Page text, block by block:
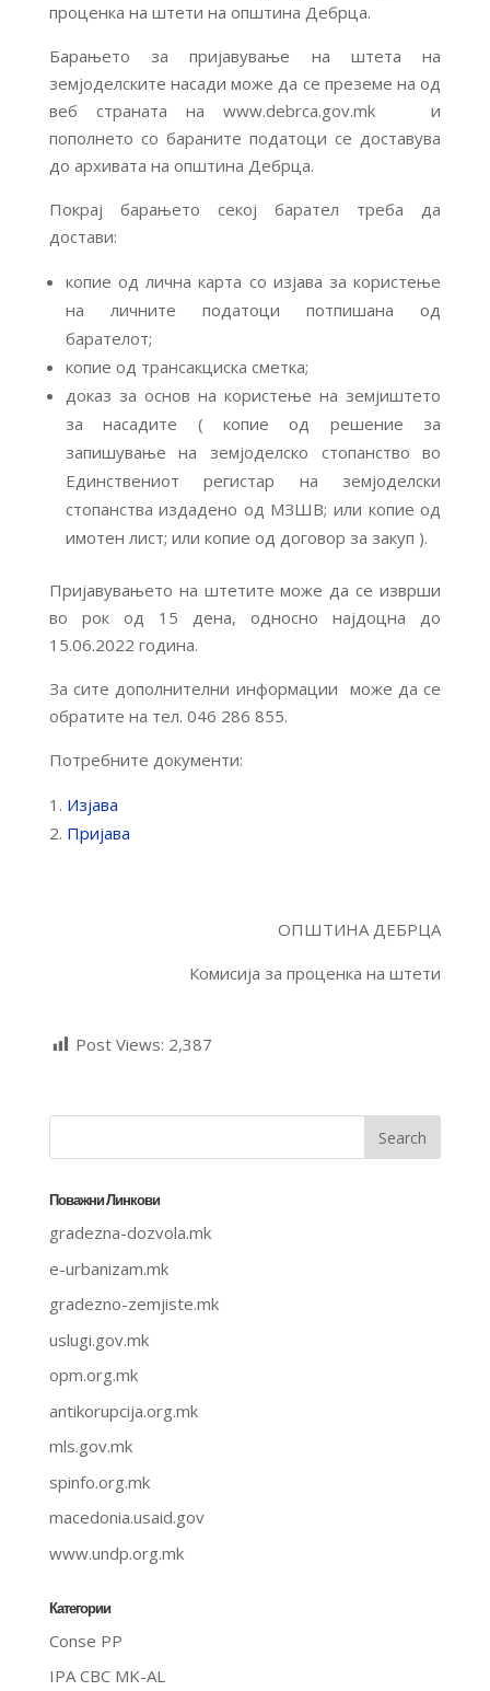
проценка на штети на општина Дебрца.
Барањето за пријавување на штета на
земјоделските насади може да се преземе на од
веб страната на www.debrca.gov.mk и
пополнето со бараните податоци се доставува
до архивата на општина Дебрца.
Покрај барањето секој барател треба да
достави:
копие од лична карта со изјава за користење
на личните податоци потпишана од
барателот;
копие од трансакциска сметка;
доказ за основ на користење на земјиштето
за насадите ( копие од решение за
запишување на земјоделско стопанство во
Единствениот регистар на земјоделски
стопанства издадено од МЗШВ; или копие од
имотен лист; или копие од договор за закуп ).
Пријавувањето на штетите може да се изврши
во рок од 15 дена, односно најдоцна до
15.06.2022 година.
За сите дополнителни информации може да се
обратите на тел. 046 286 855.
Потребните документи:
Изјава
Пријава
ОПШТИНА ДЕБРЦА
Комисија за проценка на штети
Post Views: 2,387
Поважни Линкови
gradezna-dozvola.mk
e-urbanizam.mk
gradezno-zemjiste.mk
uslugi.gov.mk
opm.org.mk
antikorupcija.org.mk
mls.gov.mk
spinfo.org.mk
macedonia.usaid.gov
www.undp.org.mk
Категории
Conse PP
IPA CBC MK-AL